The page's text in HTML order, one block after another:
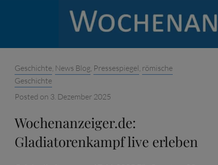
JUNKELMANN:
GLADIATORUM
AUSRÜSTUNG,
Categories:
Geschichte News Blog Pressespiegel römische
Geschichte
Posted on 3. Dezember 2025
Wochenanzeiger.de:
Gladiatorenkampf live erleben